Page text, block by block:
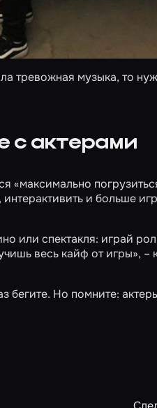
тревожная музыка, то
с актерами
«максимально
и больше
или спектакля: играй
весь кайф от игры», –
бегите. Но помните: